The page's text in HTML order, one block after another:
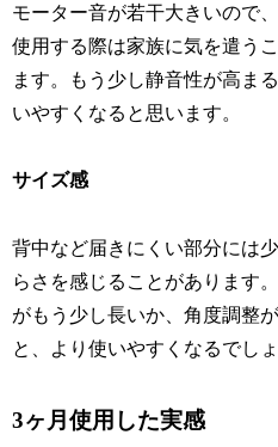
モーター音が若干大きいので
使用する際は家族に気を遣う
ます。もう少し静音性が高ま
いやすくなると思います。
サイズ感
背中など届きにくい部分には
らさを感じることがあります
がもう少し長いか、角度調整
と、より使いやすくなるでしょ
3ヶ月使用した実感